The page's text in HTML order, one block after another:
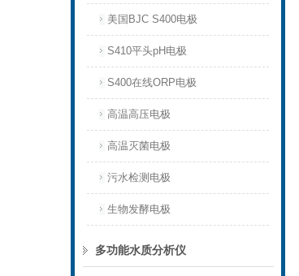
美国BJC S400电极
S410平头pH电极
S400在线ORP电极
高温高压电极
高温灭菌电极
污水检测电极
生物发酵电极
多功能水质分析仪